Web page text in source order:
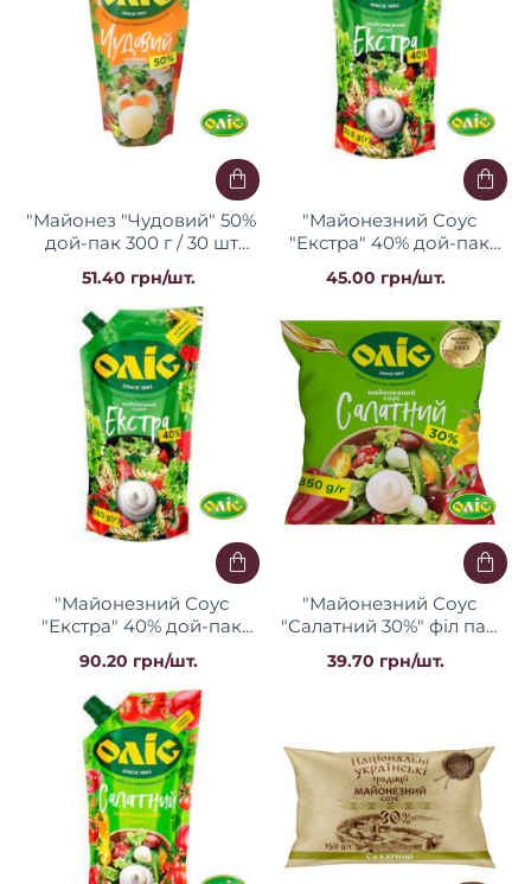
"Майонез "Чудовий" 50%
дой-пак 300 г / 30 шт
51.40 грн/шт.
"Майонезний Соус
"Екстра" 40% дой-пак
300 г / 30 шт Оліс
45.00 грн/шт.
"Майонезний Соус
"Екстра" 40% дой-пак
560 г / 12 шт Оліс
90.20 грн/шт.
"Майонезний Соус
"Салатний 30%" філ пак
0,35 кг / 33 шт Оліс
39.70 грн/шт.